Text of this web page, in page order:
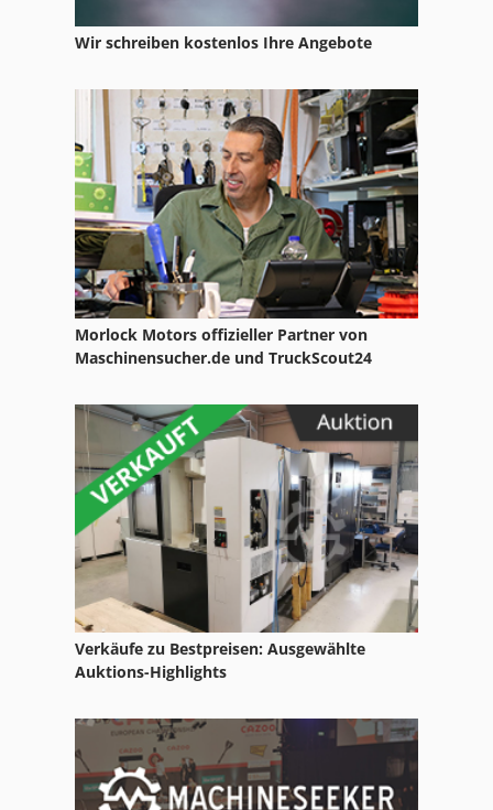
Wir schreiben kostenlos Ihre Angebote
Morlock Motors offizieller Partner von
Maschinensucher.de und TruckScout24
Verkäufe zu Bestpreisen: Ausgewählte
Auktions-Highlights